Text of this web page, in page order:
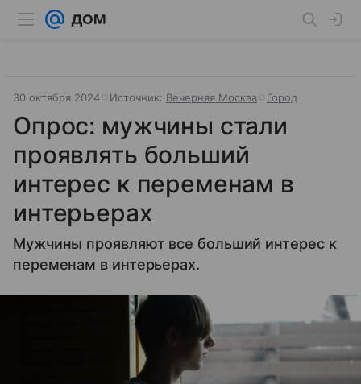
30 октября 2024 Источник: Вечерняя Москва Город
Опрос: мужчины стали
проявлять больший
интерес к переменам в
интерьерах
Мужчины проявляют все больший интерес к
переменам в интерьерах.